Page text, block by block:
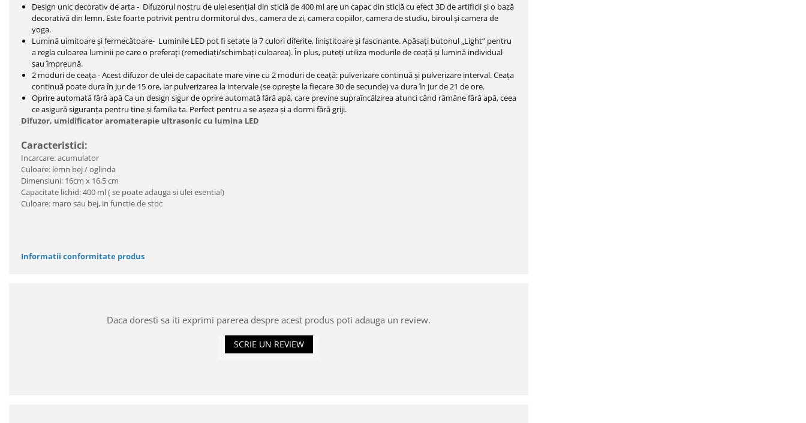
Design unic decorativ de arta - Difuzorul nostru de ulei esențial din sticlă de 400 ml are un capac din sticlă cu efect 3D de artificii și o bază
decorativă din lemn. Este foarte potrivit pentru dormitorul dvs., camera de zi, camera copiilor, camera de studiu, biroul și camera de
yoga.
Lumină uimitoare și fermecătoare- Luminile LED pot fi setate la 7 culori diferite, liniștitoare și fascinante. Apăsați butonul „Light” pentru
a regla culoarea luminii pe care o preferați (remediați/schimbați culoarea). În plus, puteți utiliza modurile de ceață și lumină individual
sau împreună.
2 moduri de ceața - Acest difuzor de ulei de capacitate mare vine cu 2 moduri de ceață: pulverizare continuă și pulverizare interval. Ceața
continuă poate dura în jur de 15 ore, iar pulverizarea la intervale (se oprește la fiecare 30 de secunde) va dura în jur de 21 de ore.
Oprire automată fără apă Ca un design sigur de oprire automată fără apă, care previne supraîncălzirea atunci când rămâne fără apă, ceea
ce asigură siguranța pentru tine și familia ta. Perfect pentru a se așeza și a dormi fără griji.
Difuzor, umidificator aromaterapie ultrasonic cu lumina LED
Caracteristici:
Incarcare: acumulator
Culoare: lemn bej / oglinda
Dimensiuni: 16cm x 16,5 cm
Capacitate lichid: 400 ml ( se poate adauga si ulei esential)
Culoare: maro sau bej, in functie de stoc
Informatii conformitate produs
Daca doresti sa iti exprimi parerea despre acest produs poti adauga un review.
SCRIE UN REVIEW